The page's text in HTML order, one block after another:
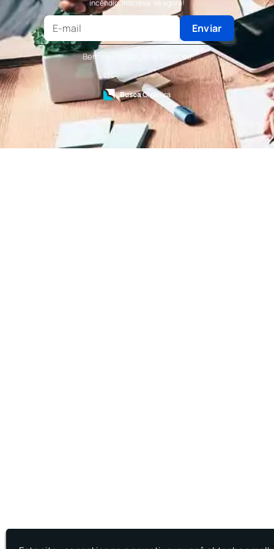
Terceirização de Recepção
Terceirização de Recepcionista
Terceirização de Serviços de Recepcionistas
Treinamento de Bombeiro Civil
Treinamento de Bombeiros
Treinamento de Brigada
Treinamento de Brigada de Emergência
Treinamento de Brigada de Incêndio
Treinamento de Brigada de Incêndio Valor
Treinamento de Brigadista de Incêndio
Treinamento de Combate a Incêndio NR 23
incêndio. Inscreva-se agora!
Enviar
Benfire - Proteção e Serviços